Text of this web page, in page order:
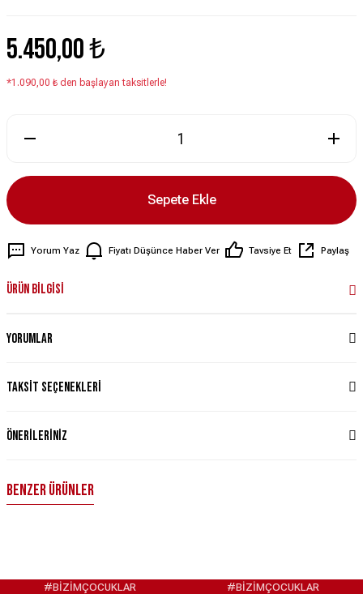
5.450,00 ₺
*1.090,00 ₺ den başlayan taksitlerle!
Sepete Ekle
Yorum Yaz Fiyatı Düşünce Haber Ver Tavsiye Et Paylaş
Ürün Bilgisi
Yorumlar
Taksit Seçenekleri
Önerileriniz
Benzer Ürünler
4.950,00 ₺ 4.950,00 ₺
#BİZİMÇOCUKLAR #BİZİMÇOCUKLAR